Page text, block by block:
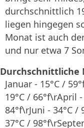
durchschnittlich
liegen hingegen
Monat ist auch
und nur etwa 7
Januar - 15°C /
19°C / 66°f\rApril
84°f\rJuni - 34°C /
37°C /